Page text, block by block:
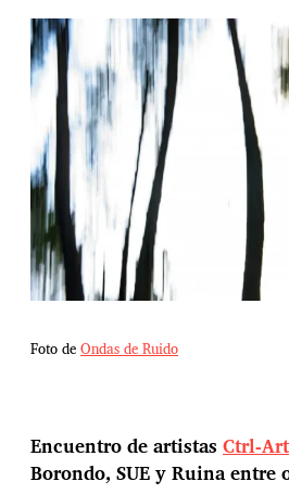
Foto deOndas de Ruido
Encuentro de artistas Ctrl-
Borondo, SUE y Ruina entre